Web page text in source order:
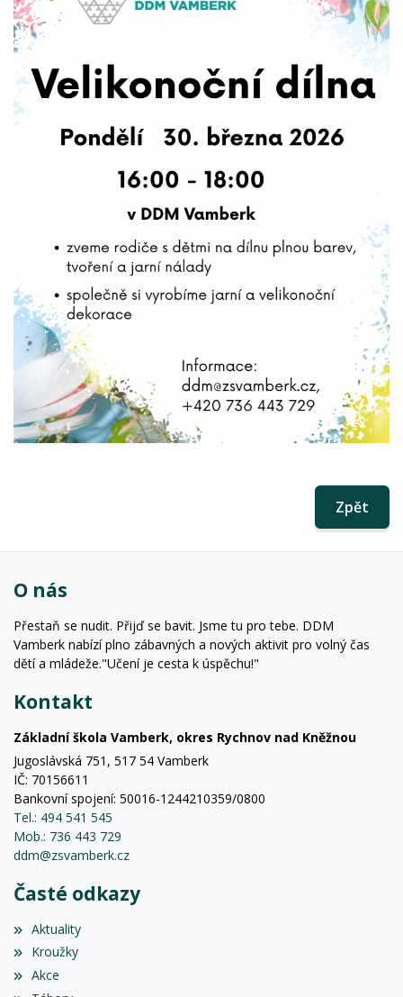
Zpět
O nás
Přestaň se nudit. Přijď se bavit. Jsme tu pro tebe. DDM
Vamberk nabízí plno zábavných a nových aktivit pro volný čas
dětí a mládeže."Učení je cesta k úspěchu!"
Kontakt
Základní škola Vamberk, okres Rychnov nad Kněžnou
Jugoslávská 751, 517 54 Vamberk
IČ: 70156611
Bankovní spojení: 50016-1244210359/0800
Tel.: 494 541 545
Mob.: 736 443 729
ddm@zsvamberk.cz
Časté odkazy
Aktuality
Kroužky
Akce